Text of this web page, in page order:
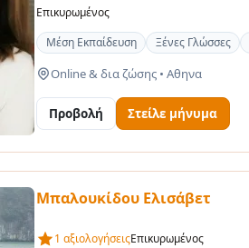
Επικυρωμένος
Μέση Εκπαίδευση
Ξένες Γλώσσες
Online & δια ζώσης • Αθηνα
Προβολή Στείλε μήνυμα
Μπαλουκίδου Ελισάβετ
1 αξιολογήσειςΕπικυρωμένος